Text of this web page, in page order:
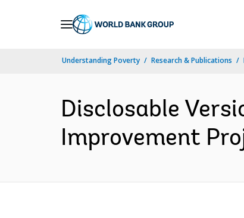
Understanding Poverty Research & Publications
Disclosable
Improvement